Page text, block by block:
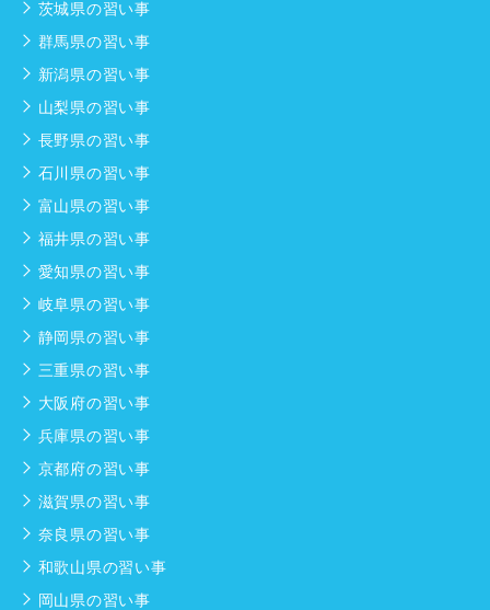
茨城県の習い事
群馬県の習い事
新潟県の習い事
山梨県の習い事
長野県の習い事
石川県の習い事
富山県の習い事
福井県の習い事
愛知県の習い事
岐阜県の習い事
静岡県の習い事
三重県の習い事
大阪府の習い事
兵庫県の習い事
京都府の習い事
滋賀県の習い事
奈良県の習い事
和歌山県の習い事
岡山県の習い事